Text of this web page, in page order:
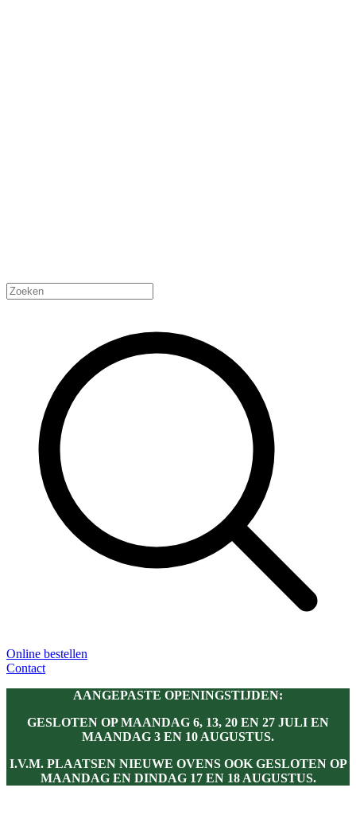
Online bestellen
Contact
AANGEPASTE OPENINGSTIJDEN:
GESLOTEN OP MAANDAG 6, 13, 20 EN 27 JULI EN
MAANDAG 3 EN 10 AUGUSTUS.
I.V.M. PLAATSEN NIEUWE OVENS OOK GESLOTEN OP
MAANDAG EN DINDAG 17 EN 18 AUGUSTUS.